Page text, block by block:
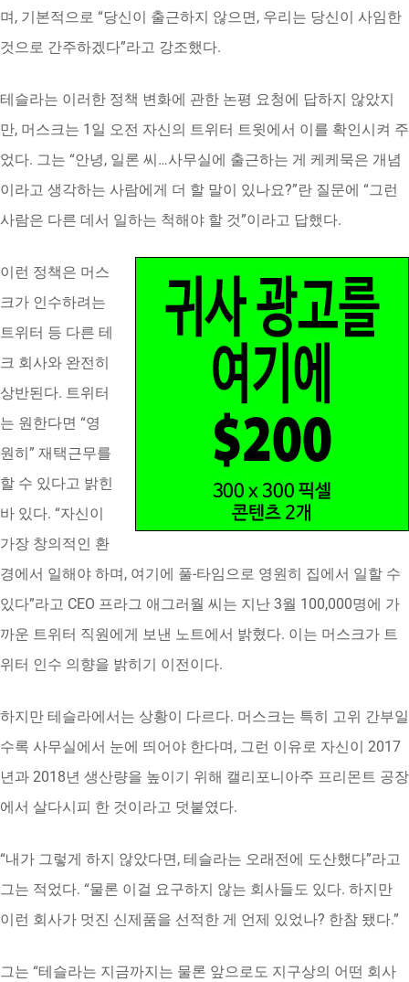
며, 기본적으로 “당신이 출근하지 않으면, 우리는 당신이 사임한
것으로 간주하겠다”라고 강조했다.
테슬라는 이러한 정책 변화에 관한 논평 요청에 답하지 않았지
만, 머스크는 1일 오전 자신의 트위터 트윗에서 이를 확인시켜 주
었다. 그는 “안녕, 일론 씨…사무실에 출근하는 게 케케묵은 개념
이라고 생각하는 사람에게 더 할 말이 있나요?”란 질문에 “그런
사람은 다른 데서 일하는 척해야 할 것”이라고 답했다.
이런 정책은 머스
크가 인수하려는
트위터 등 다른 테
크 회사와 완전히
상반된다. 트위터
는 원한다면 “영
원히” 재택근무를
할 수 있다고 밝힌
바 있다. “자신이
가장 창의적인 환
경에서 일해야 하며, 여기에 풀-타임으로 영원히 집에서 일할 수
있다”라고 CEO 프라그 애그러월 씨는 지난 3월 100,000명에 가
까운 트위터 직원에게 보낸 노트에서 밝혔다. 이는 머스크가 트
위터 인수 의향을 밝히기 이전이다.
하지만 테슬라에서는 상황이 다르다. 머스크는 특히 고위 간부일
수록 사무실에서 눈에 띄어야 한다며, 그런 이유로 자신이 2017
년과 2018년 생산량을 높이기 위해 캘리포니아주 프리몬트 공장
에서 살다시피 한 것이라고 덧붙였다.
“내가 그렇게 하지 않았다면, 테슬라는 오래전에 도산했다”라고
그는 적었다. “물론 이걸 요구하지 않는 회사들도 있다. 하지만
이런 회사가 멋진 신제품을 선적한 게 언제 있었나? 한참 됐다.”
그는 “테슬라는 지금까지는 물론 앞으로도 지구상의 어떤 회사